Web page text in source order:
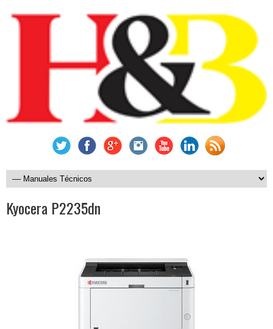
Kyocera P2235dn